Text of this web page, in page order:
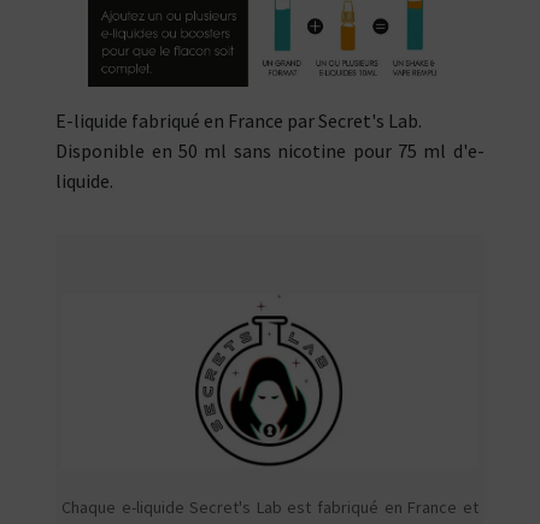
E-liquide fabriqué en France par Secret's Lab.
Disponible en 50 ml sans nicotine pour 75 ml d'e-
liquide.
Chaque e-liquide Secret's Lab est fabriqué en France et